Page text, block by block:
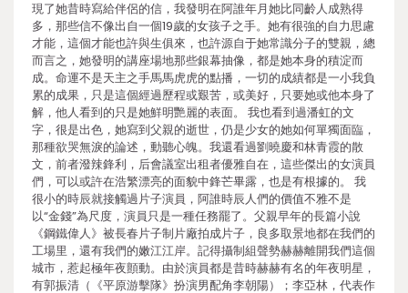
現了她昔時寫給伴侶的信，我發明在阿誰年月她比同齡人成熟得
多，那些信不像出自一個19歲的女孩子之手。她有很強的自力思慮
才能，這個才能也許與生俱來，也許源自于她常識分子的雙親，總
而言之，她發明的講座場地那些銀幕抽像，都是她本身的積淀而
成。命運不是天主之手馬馬虎虎的點播，一切的成績都是一小我負
累的成果，只是這個經過歷程或艱苦，或美好，只要她或他本身了
解，他人看到的只是她鮮明艷麗的表面。 我也看到過潘虹的文
字，很是出色，她寫到父親的逝世，仍是少女的她如何單獨面臨，
那種欲哭無淚的論述，動聽心魄。我還看過劉曉慶和林青霞的散
文，前者潑辣鋒利，后會議室出租者優雅自在，這些傑出的女演員
們，可以或許在浩繁漂亮的面貌中鋒芒畢露，也是有根據的。 我
很小的時辰就接觸過片子演員，阿誰時辰人們的價值不雅不是
以“金錢”為尺度，演員只是一種任務罷了。父親早年的長篇小說
《鋼鐵偉人》被長春片子制片廠拍成片子，良多取景地都在我們的
工場里，還有我們的嫩江江岸。記得攝制組聲勢赫赫離開我們這個
城市，惹起極年夜顫動。由於演員都是昔時赫赫有名的年夜明星，
有郭振清（《平原游擊隊》扮演男配角李朝陽）；李亞林，代表作